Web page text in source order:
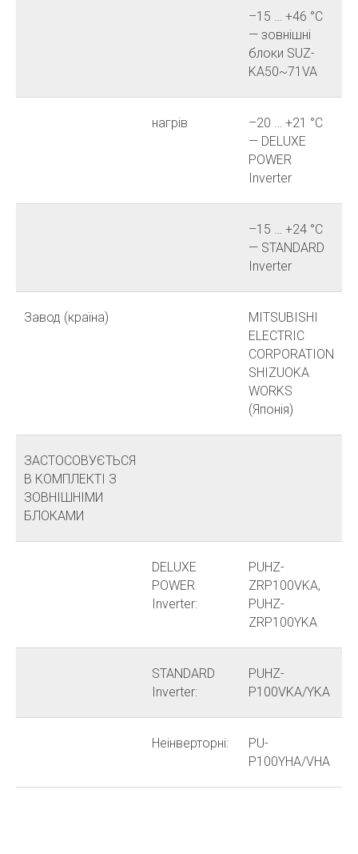
–15 … +46 °C
— зовнішні
блоки SUZ-
KA50~71VA
нагрів
–20 … +21 °C
— DELUXE
POWER
Inverter
–15 … +24 °C
— STANDARD
Inverter
Завод (країна)
MITSUBISHI
ELECTRIC
CORPORATION
SHIZUOKA
WORKS
(Японія)
ЗАСТОСОВУЄТЬСЯ
В КОМПЛЕКТІ З
ЗОВНІШНІМИ
БЛОКАМИ
DELUXE
POWER
Inverter:
PUHZ-
ZRP100VKA,
PUHZ-
ZRP100YKA
STANDARD
Inverter:
PUHZ-
P100VKA/YKA
Неінверторні:
PU-
P100YHA/VHA